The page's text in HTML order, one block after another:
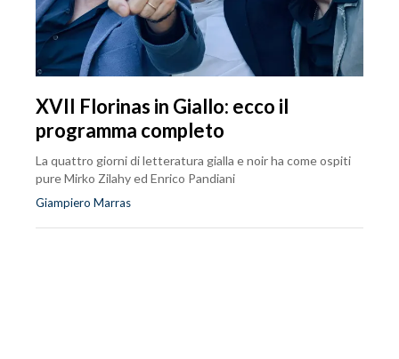
XVII Florinas in Giallo: ecco il
programma completo
La quattro giorni di letteratura gialla e noir ha come ospiti
pure Mirko Zilahy ed Enrico Pandiani
Giampiero Marras